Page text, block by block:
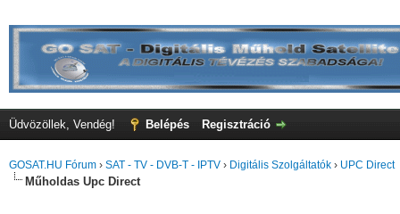
Üdvözöllek, Vendég! Belépés Regisztráció
GOSAT.HU Fórum › SAT - TV - DVB-T - IPTV › Digitális Szolgáltatók › UPC Direct
Műholdas Upc Direct